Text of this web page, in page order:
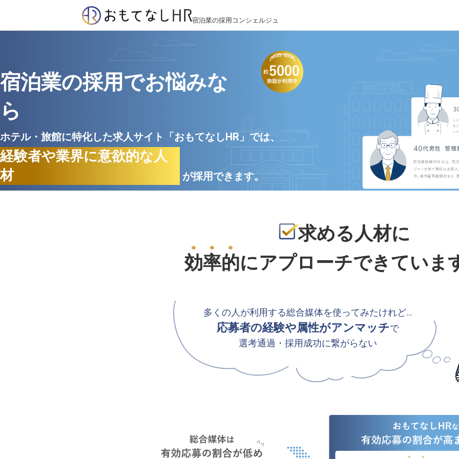
宿泊業の採用コンシェルジュ
宿泊業の採用でお悩みな
ら
ホテル・旅館に特化した求人サイト「おもてなしHR」では、
経験者や業界に意欲的な人
材
が採用できます。
求める人材に
効率的にアプローチできていま
多くの人が利用する総合媒体を使ってみたけれど…
応募者の経験や属性がアンマッチで
選考通過・採用成功に繋がらない